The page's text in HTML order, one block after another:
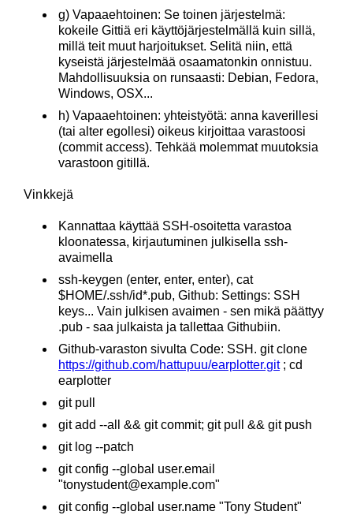
g) Vapaaehtoinen: Se toinen järjestelmä:
kokeile Gittiä eri käyttöjärjestelmällä kuin sillä,
millä teit muut harjoitukset. Selitä niin, että
kyseistä järjestelmää osaamatonkin onnistuu.
Mahdollisuuksia on runsaasti: Debian, Fedora,
Windows, OSX...
h) Vapaaehtoinen: yhteistyötä: anna kaverillesi
(tai alter egollesi) oikeus kirjoittaa varastoosi
(commit access). Tehkää molemmat muutoksia
varastoon gitillä.
Vinkkejä
Kannattaa käyttää SSH-osoitetta varastoa
kloonatessa, kirjautuminen julkisella ssh-
avaimella
ssh-keygen (enter, enter, enter), cat
$HOME/.ssh/id*.pub, Github: Settings: SSH
keys... Vain julkisen avaimen - sen mikä päättyy
.pub - saa julkaista ja tallettaa Githubiin.
Github-varaston sivulta Code: SSH. git clone
https://github.com/hattupuu/earplotter.git; cd
earplotter
git pull
git add --all && git commit; git pull && git push
git log --patch
git config --global user.email
"tonystudent@example.com"
git config --global user.name "Tony Student"